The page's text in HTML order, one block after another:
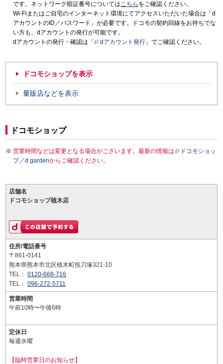
です。ネットワーク暗証番号についてはこちら をご確認ください。
Wi-Fiまたはご自宅のインターネット環境にてアクセスいただいた場合は「d
アカウントのID／パスワード」が必要です。ドコモの契約回線をお持ちでな
い方も、dアカウントの発行が可能です。
dアカウントの発行・確認は「
dアカウント発行 」でご確認ください。
ドコモショップを表示
量販店などを表示
ドコモショップ
営業時間などは変更となる場合がございます。最新の情報は
ドコモショッ
プ／d gardenからご確認ください。
店舗名
ドコモショップ植木店
住所/電話番号
〒861-0141
熊本県熊本市北区植木町投刀塚321-10
TEL： 0120-668-716
TEL： 096-272-5711
営業時間
午前10時〜午後6時
定休日
毎週水曜
【臨時営業日のお知らせ】